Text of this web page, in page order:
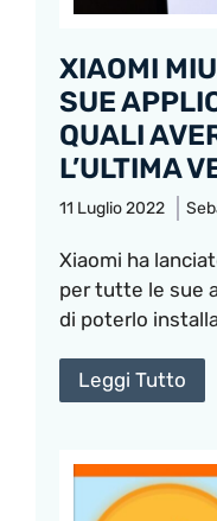
XIAOMI
SUE
QUALI
L’ULTIMA
11 Luglio 2022
Xiaomi ha
per tutte le sue
di poterlo
Leggi Tutto